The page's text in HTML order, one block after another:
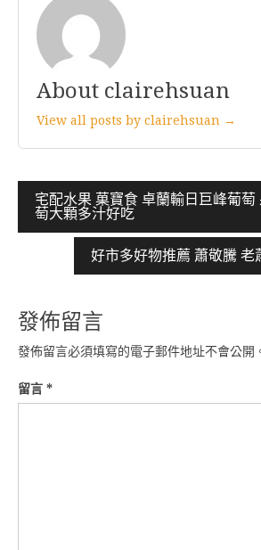
About clairehsuan
View all posts by clairehsuan →
文
章
宅配水果 菓寶食 卓蘭輸日巨峰葡萄
萄大顆多汁好吃
好市多好物推薦 蕭敬騰 老
發佈留言
發佈留言必須填寫的電子郵件地址不會公開
留言 *